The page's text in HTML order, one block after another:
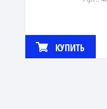
КУПИТЬ